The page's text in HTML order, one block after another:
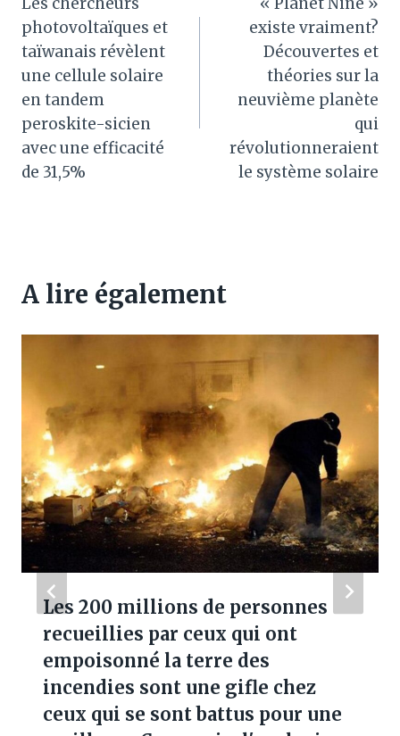
de
l’article
photovoltaïques et
taïwanais révèlent
une cellule solaire
en tandem
peroskite-sicien
avec une efficacité
de 31,5%
existe vraiment?
Découvertes et
théories sur la
neuvième planète
qui
révolutionneraient
le système solaire
A lire également
Les 200 millions de personnes
recueillies par ceux qui ont
empoisonné la terre des
incendies sont une gifle chez
ceux qui se sont battus pour une